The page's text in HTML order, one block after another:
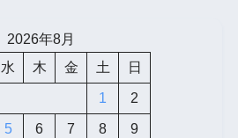
2026年8月
水 木 金 土 日
1 2
5 6 7 8 9